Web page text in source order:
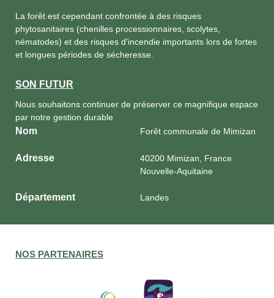
La forêt est cependant confrontée à des risques
phytosanitaires (chenilles processionnaires, scolytes,
nématodes) et des risques d'incendie importants lors de fortes
et longues périodes de sécheresse.
SON FUTUR
Nous souhaitons continuer de préserver ce magnifique espace
par notre gestion durable
Nom Forêt communale de Mimizan
Adresse
40200 Mimizan, France
Nouvelle-Aquitaine
Département Landes
NOS PARTENAIRES